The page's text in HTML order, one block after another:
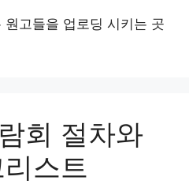
고들을 업로딩 시키는 곳
회 절차와
스트